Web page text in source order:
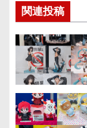
ー
シ
ョ
ン
関連投稿